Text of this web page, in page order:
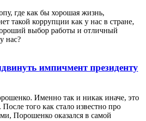
где как бы хорошая жизнь,
такой коррупции как у нас в стране,
выбор работы и отличный
нас?
импичмент президенту
Именно так и никак иначе, это
того как стало известно про
Порошенко оказался в самой